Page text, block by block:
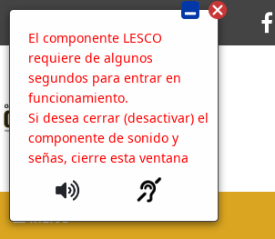
El componente LESCO
requiere de algunos
segundos para entrar en
funcionamiento.
Si desea cerrar (desactivar) el
componente de sonido y
señas, cierre esta ventana
MENU